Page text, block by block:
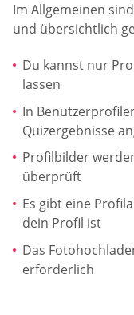
Im Allgemeinen
und übersichtlich
Du kannst nur
lassen
In
Quizergebnisse
Profilbilder
überprüft
Es gibt eine
dein Profil ist
Das
erforderlich